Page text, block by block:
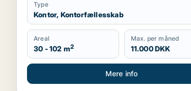
Type
Kontor, Kontorfællesskab
Areal
30 - 102 m2
Max. per måned
11.000 DKK
Mere info